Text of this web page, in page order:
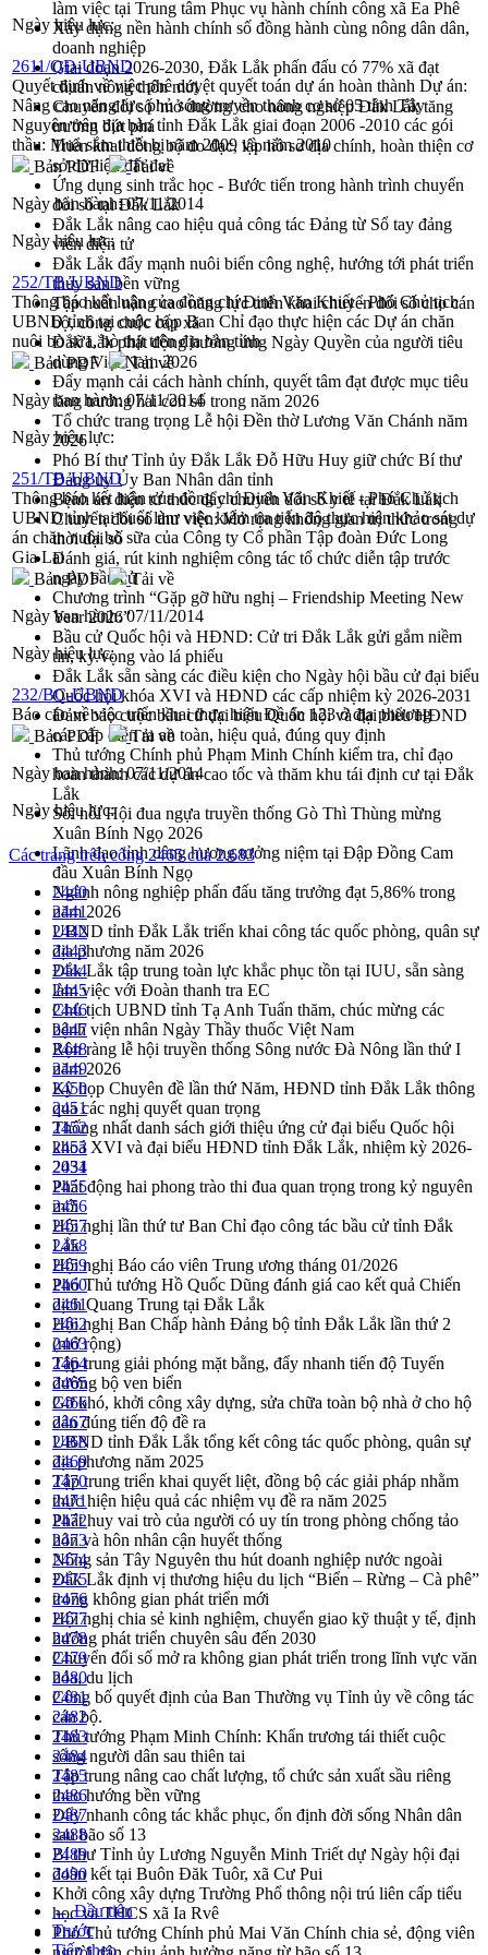
làm việc tại Trung tâm Phục vụ hành chính công xã Ea Phê
Xây dựng nền hành chính số đồng hành cùng nông dân dân,
doanh nghiệp
Giai đoạn 2026-2030, Đắk Lắk phấn đấu có 77% xã đạt
chuẩn nông thôn mới
Chuyển đổi số 'mở đường' cho nông nghiệp Đắk Lắk tăng
trưởng bứt phá
Triển khai đồng bộ đo đạc, lập hồ sơ địa chính, hoàn thiện cơ
sở dữ liệu đất đai
Ứng dụng sinh trắc học - Bước tiến trong hành trình chuyển
đổi số tại Đắk Lắk
Đắk Lắk nâng cao hiệu quả công tác Đảng từ Sổ tay đảng
viên điện tử
Đắk Lắk đẩy mạnh nuôi biển công nghệ, hướng tới phát triển
thủy sản bền vững
Tập huấn nâng cao năng lực triển khai chuyển đổi số cho cán
bộ, công chức cấp xã
Đắk Lắk phát động hưởng ứng Ngày Quyền của người tiêu
dùng Việt Nam 2026
Đẩy mạnh cải cách hành chính, quyết tâm đạt được mục tiêu
tăng trưởng hai con số trong năm 2026
Tổ chức trang trọng Lễ hội Đền thờ Lương Văn Chánh năm
2026
Phó Bí thư Tỉnh ủy Đắk Lắk Đỗ Hữu Huy giữ chức Bí thư
Đảng ủy Ủy Ban Nhân dân tỉnh
Bệnh án điện tử thúc đẩy chuyển đổi số y tế tại Đắk Lắk
Chuyển đổi số thư viện: Mở rộng không gian tri thức trong
thời đại số
Đánh giá, rút kinh nghiệm công tác tổ chức diễn tập trước
ngày bầu cử
Chương trình “Gặp gỡ hữu nghị – Friendship Meeting New
Year 2026”
Bầu cử Quốc hội và HĐND: Cử tri Đắk Lắk gửi gắm niềm
tin, kỳ vọng vào lá phiếu
Đắk Lắk sẵn sàng các điều kiện cho Ngày hội bầu cử đại biểu
Quốc hội khóa XVI và HĐND các cấp nhiệm kỳ 2026-2031
Đảm bảo cuộc bầu cử đại biểu Quốc hội và đại biểu HĐND
các cấp diễn ra an toàn, hiệu quả, đúng quy định
Thủ tướng Chính phủ Phạm Minh Chính kiểm tra, chỉ đạo
hoàn thành các dự án cao tốc và thăm khu tái định cư tại Đắk
Lắk
Sôi nổi Hội đua ngựa truyền thống Gò Thì Thùng mừng
Xuân Bính Ngọ 2026
Lãnh đạo tỉnh dâng hương tưởng niệm tại Đập Đồng Cam
đầu Xuân Bính Ngọ
Ngành nông nghiệp phấn đấu tăng trưởng đạt 5,86% trong
năm 2026
UBND tỉnh Đắk Lắk triển khai công tác quốc phòng, quân sự
địa phương năm 2026
Đắk Lắk tập trung toàn lực khắc phục tồn tại IUU, sẵn sàng
làm việc với Đoàn thanh tra EC
Chủ tịch UBND tỉnh Tạ Anh Tuấn thăm, chúc mừng các
bệnh viện nhân Ngày Thầy thuốc Việt Nam
Rộn ràng lễ hội truyền thống Sông nước Đà Nông lần thứ I
năm 2026
Kỳ họp Chuyên đề lần thứ Năm, HĐND tỉnh Đắk Lắk thông
qua các nghị quyết quan trọng
Thống nhất danh sách giới thiệu ứng cử đại biểu Quốc hội
khoá XVI và đại biểu HĐND tỉnh Đắk Lắk, nhiệm kỳ 2026-
2031
Phát động hai phong trào thi đua quan trọng trong kỷ nguyên
mới
Hội nghị lần thứ tư Ban Chỉ đạo công tác bầu cử tỉnh Đắk
Lắk
Hội nghị Báo cáo viên Trung ương tháng 01/2026
Phó Thủ tướng Hồ Quốc Dũng đánh giá cao kết quả Chiến
dịch Quang Trung tại Đắk Lắk
Hội nghị Ban Chấp hành Đảng bộ tỉnh Đắk Lắk lần thứ 2
(mở rộng)
Tập trung giải phóng mặt bằng, đẩy nhanh tiến độ Tuyến
đường bộ ven biển
Gỡ khó, khởi công xây dựng, sửa chữa toàn bộ nhà ở cho hộ
dân đúng tiến độ đề ra
UBND tỉnh Đắk Lắk tổng kết công tác quốc phòng, quân sự
địa phương năm 2025
Tập trung triển khai quyết liệt, đồng bộ các giải pháp nhằm
thực hiện hiệu quả các nhiệm vụ đề ra năm 2025
Phát huy vai trò của người có uy tín trong phòng chống tảo
hôn và hôn nhân cận huyết thống
Nông sản Tây Nguyên thu hút doanh nghiệp nước ngoài
Đắk Lắk định vị thương hiệu du lịch “Biển – Rừng – Cà phê”
trong không gian phát triển mới
Hội nghị chia sẻ kinh nghiệm, chuyển giao kỹ thuật y tế, định
hướng phát triển chuyên sâu đến 2030
Chuyển đổi số mở ra không gian phát triển trong lĩnh vực văn
hóa, du lịch
Công bố quyết định của Ban Thường vụ Tỉnh ủy về công tác
cán bộ.
Thủ tướng Phạm Minh Chính: Khẩn trương tái thiết cuộc
sống người dân sau thiên tai
Tập trung nâng cao chất lượng, tổ chức sản xuất sầu riêng
theo hướng bền vững
Đẩy nhanh công tác khắc phục, ổn định đời sống Nhân dân
sau bão số 13
Bí thư Tỉnh ủy Lương Nguyễn Minh Triết dự Ngày hội đại
đoàn kết tại Buôn Đăk Tuôr, xã Cư Pui
Khởi công xây dựng Trường Phổ thông nội trú liên cấp tiểu
học và THCS xã Ia Rvê
Phó Thủ tướng Chính phủ Mai Văn Chính chia sẻ, động viên
Ngày hiệu lực:
2611/QĐ-UBND
Quyết định về việc phê duyệt quyết toán dự án hoàn thành Dự án:
Nâng cao năng lực phủ sóng truyền thanh cơ sở 05 tỉnh Tây
Nguyên trên địa bàn tỉnh Đắk Lắk giai đoạn 2006 -2010 các gói
thầu: Mua sắm thiết bị năm 2009 và năm 2010
Bản PDF
Tải về
Ngày ban hành:07/11/2014
Ngày hiệu lực:
252/TB-UBND
Thông báo kết luận của đồng chí Đinh Văn Khiết - Phó Chủ tịch
UBND tỉnh tại cuộc họp Ban Chỉ đạo thực hiện các Dự án chăn
nuôi bò sữa, bò thịt trên địa bàn tỉnh
Bản PDF
Tải về
Ngày ban hành:07/11/2014
Ngày hiệu lực:
251/TB-UBND
Thông báo kết luận của đồng chí Đinh Văn Khiết - Phó Chủ tịch
UBND tỉnh tại buổi làm việc kiểm tra tiến độ thực hiện khảo sát dự
án chăn nuôi bò sữa của Công ty Cổ phần Tập đoàn Đức Long
Gia Lai
Bản PDF
Tải về
Ngày ban hành:07/11/2014
Ngày hiệu lực:
232/BC-UBND
Báo cáo về việc triển khai thực hiện Đề án 123 ở địa phương
Bản PDF
Tải về
Ngày ban hành:07/11/2014
Ngày hiệu lực:
Các trang trên cổng 2465 của 2.683
2440
2441
2442
2443
2444
2445
2446
2447
2448
2449
2450
2451
2452
2453
2454
2455
2456
2457
2458
2459
2460
2461
2462
2463
2464
2465
2466
2467
2468
2469
2470
2471
2472
2473
2474
2475
2476
2477
2478
2479
2480
2481
2482
2483
2484
2485
2486
2487
2488
2489
2490
← Đầu tiên
Trước
Tiếp theo